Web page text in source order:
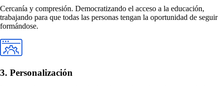
Cercanía y compresión. Democratizando el acceso a la educación,
trabajando para que todas las personas tengan la oportunidad de seguir
formándose.
3. Personalización